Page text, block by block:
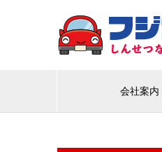
会社案内